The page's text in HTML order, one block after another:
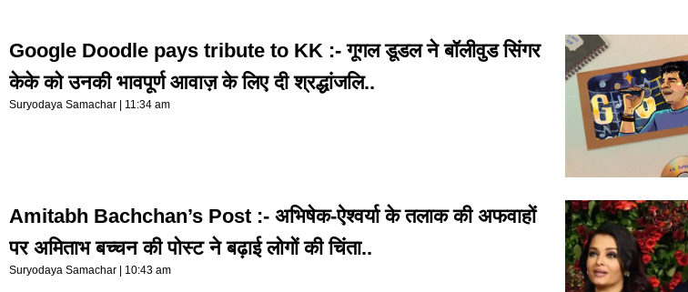
Google Doodle pays tribute to KK :- गूगल डूडल ने बॉलीवुड सिंगर
केके को उनकी भावपूर्ण आवाज़ के लिए दी श्रद्धांजलि..
Suryodaya Samachar 11:34 am
Amitabh Bachchan’s Post :- अभिषेक-ऐश्वर्या के तलाक की अफवाहों
पर अमिताभ बच्चन की पोस्ट ने बढ़ाई लोगों की चिंता..
Suryodaya Samachar 10:43 am